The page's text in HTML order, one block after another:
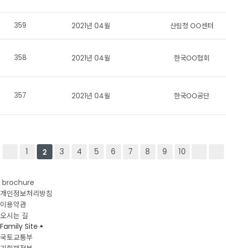
359 2021년 04월 산림청 OO센터
358 2021년 04월 한국OO협회
357 2021년 04월 한국OO공단
1 2 3 4 5 6 7 8 9 10
brochure
개인정보처리방침
이용약관
오시는 길
Family Site
국토교통부